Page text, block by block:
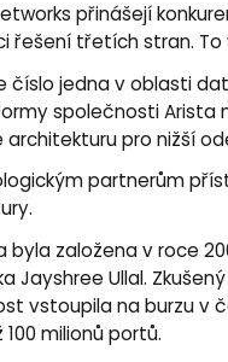
přinášejí
řešení třetích stran.
číslo jedna v oblasti
společnosti Arista
architekturu pro nižší
partnerům
byla založena v roce
Jayshree Ullal.
vstoupila na burzu v
milionů portů.